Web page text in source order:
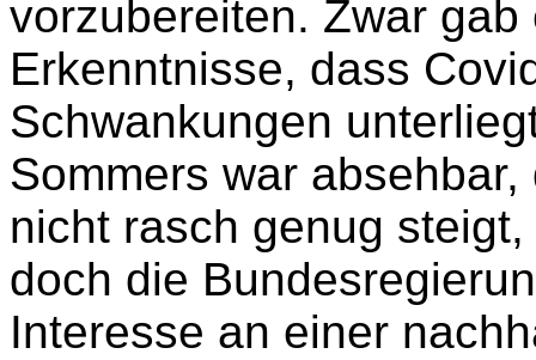
vorzubereiten. Zwar
Erkenntnisse, dass
Schwankungen
Sommers war
nicht rasch genug
doch die
Interesse an einer